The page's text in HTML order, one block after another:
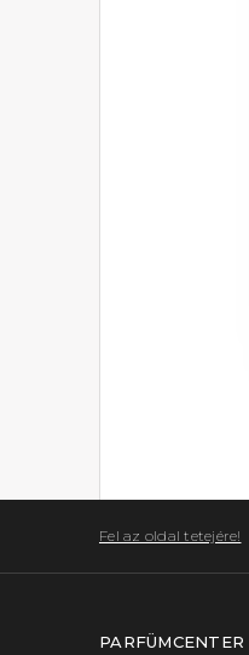
Fel az oldal tetejére!
PARFÜMCENTER